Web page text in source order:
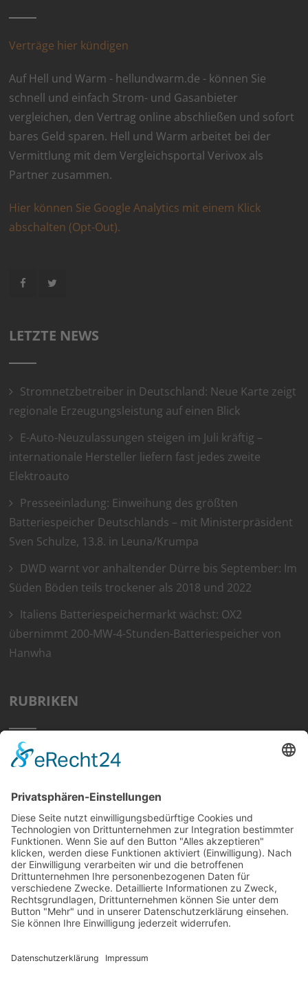
Verträge hier kündigen
Auf Hell und Warm - hellundwarm.de - können Sie
schnell und einfach Strom- und Gasanbieter
vergleichen, den Vertrag online abschließen und sofort
bares Geld sparen. Hell und Warm arbeitet bei der
Vermittlung mit dem Vergleichsportal Verivox als
Partner zusammen.
Hier können Sie Google Analytics mit einem Klick
abschalten (Opt-Out).
LETZTE NEWS
Stromnetzbetreiber in Deutschland: Neue Karte zeigt
regionale Erzeugungsleistung auf einen Blick
E-Auto-Neuzulassungen steigen im Juli kräftig –
internationale Hersteller liefern fast jedes zweite
Elektroauto
Presseeinladung: Einweihung des größten
Batteriespeicher Deutschlands – mit Ministerpräsident
Sven Schulze, 13.8. in Leuna/Krumpa
DWD warnt vor anhaltender Dürre bis September: Im
Süden Böden teils trockener als 2018 und 2022
Italiens Batteriespeichermarkt wächst: OX2
übernimmt 200-MW-4-Stunden-Batteriespeicher von
Hanwha
RUBRIKEN
Home
Tipps
Wissen
Strom Top30
F&A
News